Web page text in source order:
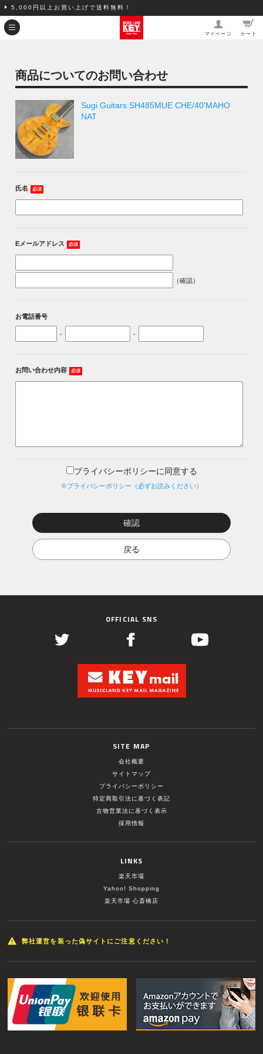
5,000円以上お買い上げで送料無料！
マイページ カート
商品についてのお問い合わせ
Sugi Guitars SH485MUE CHE/40'MAHO
NAT
氏名 必須
Eメールアドレス 必須
（確認）
お電話番号
- -
お問い合わせ内容 必須
プライバシーポリシーに同意する
※プライバシーポリシー（必ずお読みください）
OFFICIAL SNS
SITE MAP
会社概要
サイトマップ
プライバシーポリシー
特定商取引法に基づく表記
古物営業法に基づく表示
採用情報
LINKS
楽天市場
Yahoo! Shopping
楽天市場 心斎橋店
弊社運営を装った偽サイトにご注意ください！